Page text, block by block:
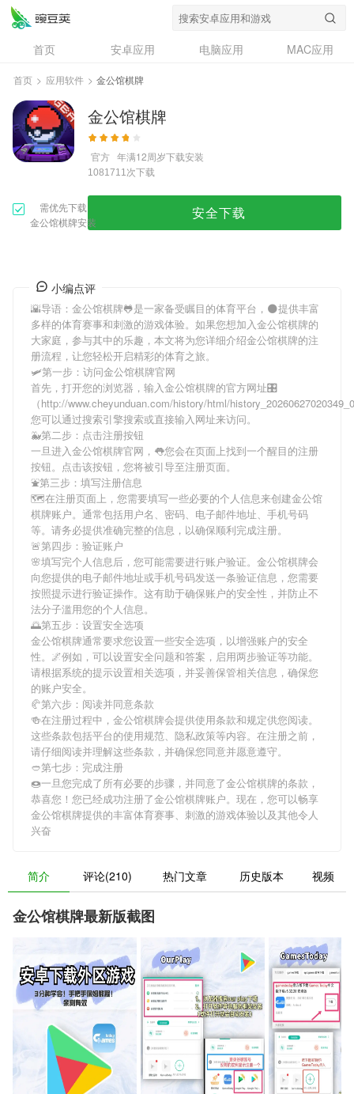
首页 安卓应用 电脑应用
MAC应用
资讯
专题
问答
首页 > 应用软件 > 金公馆棋牌
金公馆棋牌
官方 年满12周岁下载安装
1081711次下载
需优先下载
金公馆棋牌安装
安全下载
小编点评
🌇导语： 金公馆棋牌🐸是一家备受瞩目的体育平台，🌑提供丰富
多样的体育赛事和刺激的游戏体验。如果您想加入金公馆棋牌的
大家庭，参与其中的乐趣，本文将为您详细介绍金公馆棋牌的注
册流程，让您轻松开启精彩的体育之旅。
🛩第一步：访问金公馆棋牌官网
首先，打开您的浏览器，输入金公馆棋牌的官方网址🎛
（http://www.cheyunduan.com/history/html/
您可以通过搜索引擎搜索或直接输入网址来访问。
🐳第二步：点击注册按钮
一旦进入金公馆棋牌官网，👅您会在页面上找到一个醒目的注册
按钮。点击该按钮，您将被引导至注册页面。
⛲第三步：填写注册信息
🗺在注册页面上，您需要填写一些必要的个人信息来创建金公馆
棋牌账户。通常包括用户名、密码、电子邮件地址、手机号码
等。请务必提供准确完整的信息，以确保顺利完成注册。
🚨第四步：验证账户
🌸填写完个人信息后，您可能需要进行账户验证。 金公馆棋牌会
向您提供的电子邮件地址或手机号码发送一条验证信息，您需要
按照提示进行验证操作。这有助于确保账户的安全性，并防止不
法分子滥用您的个人信息。
🌅第五步：设置安全选项
金公馆棋牌通常要求您设置一些安全选项，以增强账户的安全
性。🌌例如，可以设置安全问题和答案，启用两步验证等功能。
请根据系统的提示设置相关选项，并妥善保管相关信息，确保您
的账户安全。
🥐第六步：阅读并同意条款
🍻在注册过程中， 金公馆棋牌会提供使用条款和规定供您阅读。
这些条款包括平台的使用规范、隐私政策等内容。在注册之前，
请仔细阅读并理解这些条款，并确保您同意并愿意遵守。
🥙第七步：完成注册
🍩一旦您完成了所有必要的步骤，并同意了金公馆棋牌的条款，
恭喜您！您已经成功注册了金公馆棋牌账户。现在，您可以畅享
金公馆棋牌提供的丰富体育赛事、刺激的游戏体验以及其他令人
兴奋
简介 评论(210) 热门文章 历史版本 视频
金公馆棋牌最新版截图